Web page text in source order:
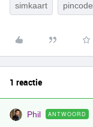
simkaart pincode
1 reactie
Phil ANTWOORD